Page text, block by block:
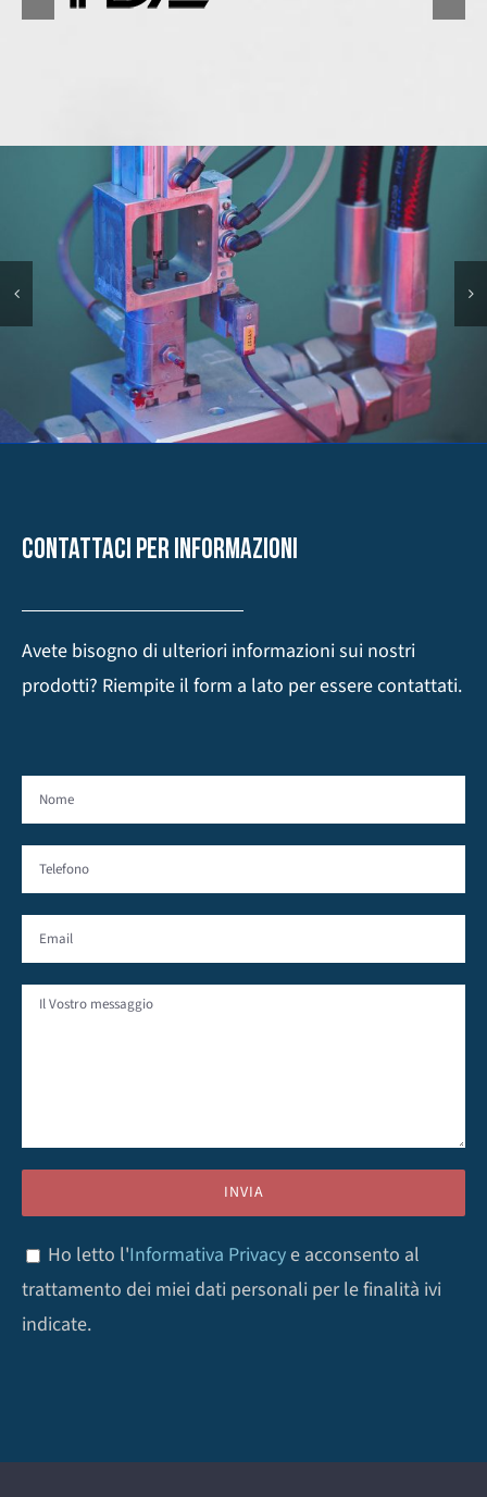
CONTATTACI PER INFORMAZIONI
Avete bisogno di ulteriori informazioni sui nostri
prodotti? Riempite il form a lato per essere contattati.
Ho letto l'Informativa Privacye acconsento al
trattamento dei miei dati personali per le finalità ivi
indicate.